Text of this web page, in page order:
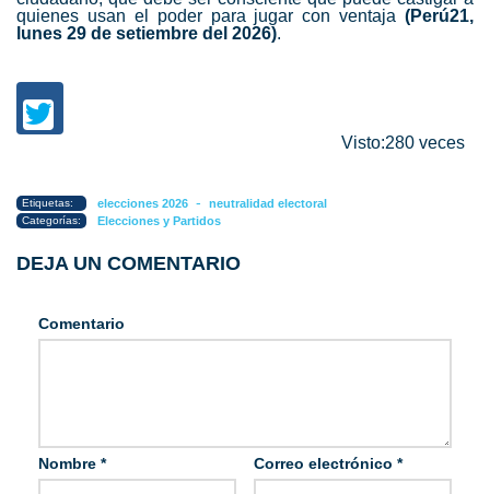
quienes usan el poder para jugar con ventaja (Perú21,
lunes 29 de setiembre del 2026).
Visto:280 veces
Etiquetas: elecciones 2026 - neutralidad electoral
Categorías: Elecciones y Partidos
DEJA UN COMENTARIO
Comentario
Nombre * Correo electrónico *